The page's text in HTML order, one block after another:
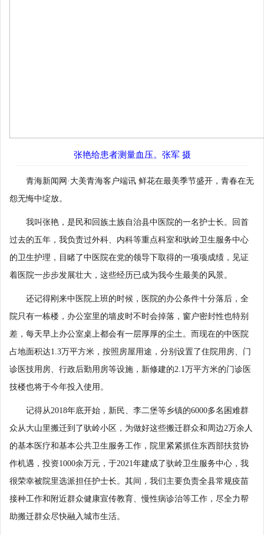
张艳给患者测量血压。张军 摄
青海新闻网·大美青海客户端讯 鲜花在最美季节盛开，青春在无
怨无悔中绽放。
我叫张艳，是民和回族土族自治县中医院的一名护士长。回首
过去的五年，我负责过外科、内科等重点科室和驮岭卫生服务中心
的卫生护理，目睹了中医院在党的领导下取得的一项项成绩，见证
着医院一步步发展壮大，这些经历已成为我今生最美的风景。
还记得刚来中医院上班的时候，医院的办公条件十分落后，全
院只有一栋楼，办公室里的墙皮时不时会掉落，窗户密封性也特别
差，每天早上办公室桌上都会有一层厚厚的尘土。而现在的中医院
占地面积达1.3万平方米，按照房屋用途，分别设置了住院用房、门
诊医技用房、行政后勤用房等设施，新修建的2.1万平方米的门诊医
技楼也将于今年投入使用。
记得从2018年底开始，新民、李二堡等乡镇的6000多名困难群
众从大山里搬迁到了驮岭小区，为做好这些搬迁群众和周边2万余人
的基本医疗和基本公共卫生服务工作，院里紧紧抓住东西部扶贫协
作机遇，投资1000余万元，于2021年建成了驮岭卫生服务中心，我
很荣幸被院里选派担任护士长。其间，我们主要负责全县常规疫苗
接种工作和附近群众健康宣传教育、慢性病诊治等工作，尽全力帮
助搬迁群众尽快融入城市生活。